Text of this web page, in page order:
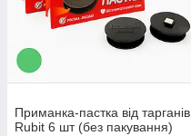
Приманка-пастка від тарганів
Rubit 6 шт (без пакування)